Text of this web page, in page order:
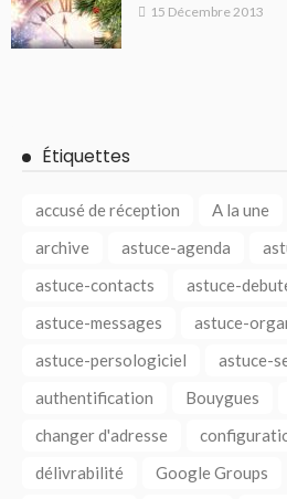
15 Décembre 2013
Étiquettes
accusé de réception A la une
archive
astuce-agenda
astuce-contacts
astuce-
astuce-messages
astuce-
astuce-persologiciel
astuce-
authentification
Bouygues
changer d'adresse
délivrabilité
Google Groups